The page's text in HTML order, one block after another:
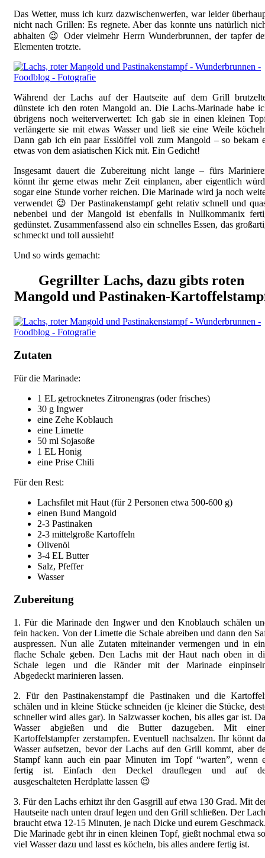
Das Wetter, muss ich kurz dazwischenwerfen, war leider
nicht nach Grillen: Es regnete. Aber das konnte uns natürlich
abhalten 😉 Oder vielmehr Herrn Wunderbrunnen, der tapfer
Elementen trotzte.
Während der Lachs auf der Hautseite auf dem Grill
dünstete ich den roten Mangold an. Die Lachs-Marinade habe
übrigens noch weiterverwertet: Ich gab sie in einen kleinen
verlängerte sie mit etwas Wasser und ließ sie eine Weile
Dann gab ich ein paar Esslöffel voll zum Mangold – so bekam
etwas von dem asiatischen Kick mit. Ein Gedicht!
Insgesamt dauert die Zubereitung nicht lange – fürs
könnt ihr gerne etwas mehr Zeit einplanen, aber eigentlich
sogar eine Stunde vorher reichen. Die Marinade wird ja noch
verwendet 😉 Der Pastinakenstampf geht relativ schnell und
nebenbei und der Mangold ist ebenfalls in Nullkommanix
gedünstet. Zusammenfassend also ein schnelles Essen, das
schmeckt und toll aussieht!
Und so wirds gemacht:
Gegrillter Lachs, dazu gibts roten
Mangold und Pastinaken-
Zutaten
Für die Marinade:
1 EL getrocknetes Zitronengras (oder frisches)
30 g Ingwer
eine Zehe Koblauch
eine Limette
50 ml Sojasoße
1 EL Honig
eine Prise Chili
Für den Rest:
Lachsfilet mit Haut (für 2 Personen etwa 500-600 g)
einen Bund Mangold
2-3 Pastinaken
2-3 mittelgroße Kartoffeln
Olivenöl
3-4 EL Butter
Salz, Pfeffer
Wasser
Zubereitung
1. Für die Marinade den Ingwer und den Knoblauch schälen
fein hacken. Von der Limette die Schale abreiben und dann den
auspressen. Nun alle Zutaten miteinander vermengen und in
flache Schale geben. Den Lachs mit der Haut nach oben in
Schale legen und die Ränder mit der Marinade
Abgedeckt marinieren lassen.
2. Für den Pastinakenstampf die Pastinaken und die
schälen und in kleine Stücke schneiden (je kleiner die Stücke,
schneller wird alles gar). In Salzwasser kochen, bis alles gar ist.
Wasser abgießen und die Butter dazugeben. Mit
Kartoffelstampfer zerstampfen. Eventuell nachsalzen. Ihr könnt
Wasser aufsetzen, bevor der Lachs auf den Grill kommt, aber
Stampf kann auch ein paar Minuten im Topf “warten”, wenn
fertig ist. Einfach den Deckel drauflegen und auf
ausgeschalteten Herdplatte lassen 😉
3. Für den Lachs erhitzt ihr den Gasgrill auf etwa 130 Grad. Mit
Hautseite nach unten drauf legen und den Grill schließen. Der
braucht etwa 12-15 Minuten, je nach Dicke und eurem
Die Marinade gebt ihr in einen kleinen Topf, gießt nochmal etwa so
viel Wasser dazu und lasst es köcheln, bis alles andere fertig ist.